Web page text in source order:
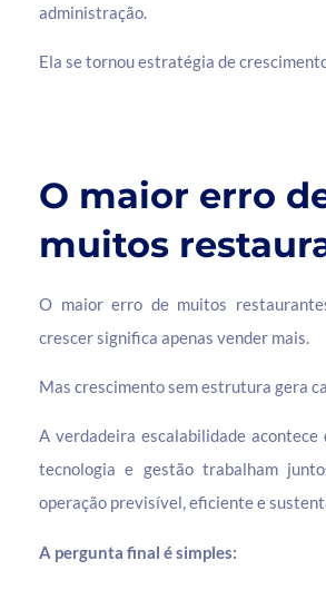
administração.
Ela se tornou estratégia de
O maior erro
muitos
O maior erro de muitos
crescer significa apenas vender mais.
Mas crescimento sem estrutura gera
A verdadeira escalabilidade acontece
tecnologia e gestão trabalham
operação previsível, eficiente e
A pergunta final é simples: